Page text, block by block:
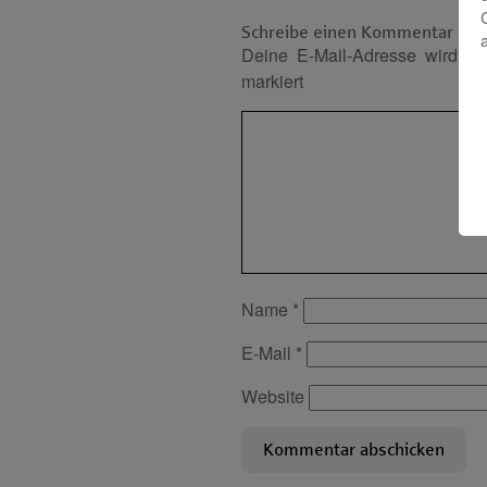
Schreibe einen Kommentar
Deine E-Mail-Adresse wird
markiert
Name *
E-Mail *
Website